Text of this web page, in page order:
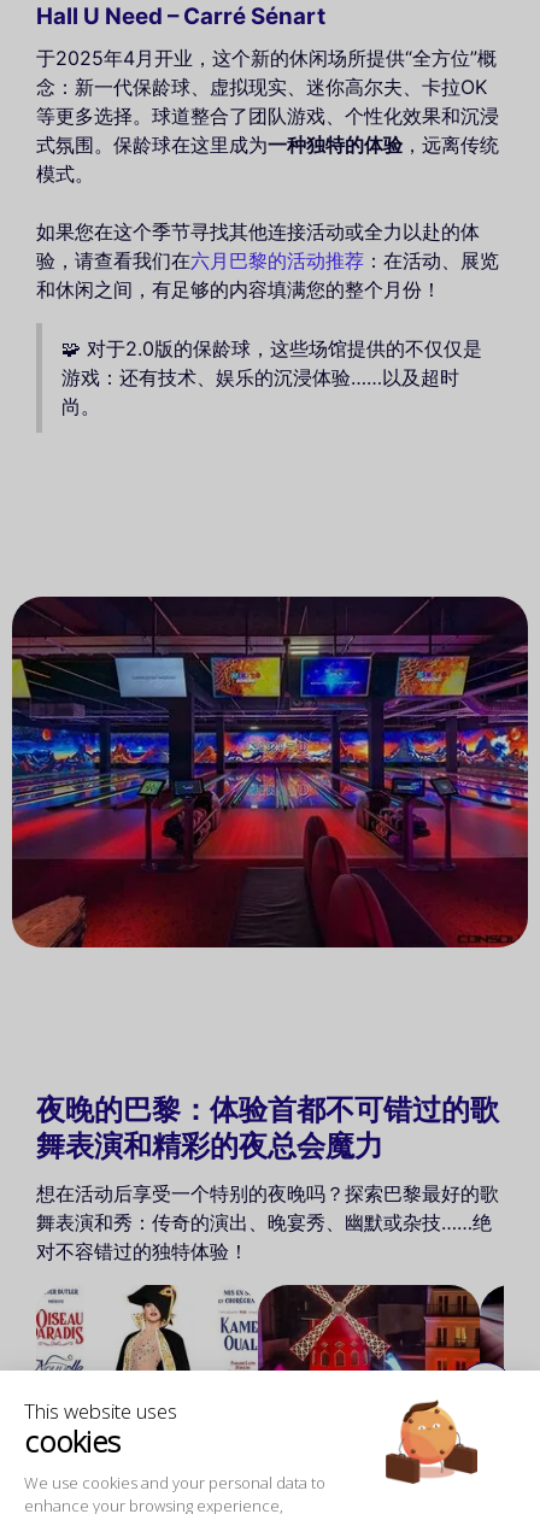
This website uses
cookies
We use cookies and your personal data to
enhance your browsing experience,
Hall U Need – Carré Sénart
于2025年4月开业，这个新的休闲场所提供“全方位”概
念：新一代保龄球、虚拟现实、迷你高尔夫、卡拉OK
等更多选择。球道整合了团队游戏、个性化效果和沉浸
式氛围。保龄球在这里成为一种独特的体验 ，远离传统
模式。
如果您在这个季节寻找其他连接活动或全力以赴的体
验，请查看我们在六月巴黎的活动推荐 ：在活动、展览
和休闲之间，有足够的内容填满您的整个月份！
🧩 对于2.0版的保龄球，这些场馆提供的不仅仅是
游戏：还有技术、娱乐的沉浸体验……以及超时
尚。
夜晚的巴黎：体验首都不可错过的歌
舞表演和精彩的夜总会魔力
想在活动后享受一个特别的夜晚吗？探索巴黎最好的歌
舞表演和秀：传奇的演出、晚宴秀、幽默或杂技……绝
对不容错过的独特体验！
Paradis Latin - 拉丁天
堂
4.8
€142起
Moulin Rouge - 红磨
坊